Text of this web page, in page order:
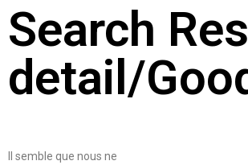
Search
detail/
Il semble que nous ne